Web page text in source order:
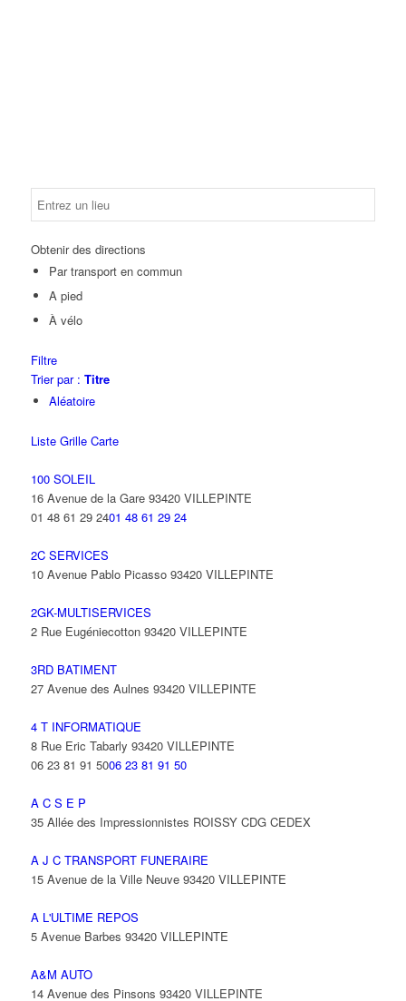
Obtenir des directions
Par transport en commun
A pied
À vélo
Filtre
Trier par : Titre
Aléatoire
Liste Grille Carte
100 SOLEIL
16 Avenue de la Gare 93420 VILLEPINTE
01 48 61 29 2401 48 61 29 24
2C SERVICES
10 Avenue Pablo Picasso 93420 VILLEPINTE
2GK-MULTISERVICES
2 Rue Eugéniecotton 93420 VILLEPINTE
3RD BATIMENT
27 Avenue des Aulnes 93420 VILLEPINTE
4 T INFORMATIQUE
8 Rue Eric Tabarly 93420 VILLEPINTE
06 23 81 91 5006 23 81 91 50
A C S E P
35 Allée des Impressionnistes ROISSY CDG CEDEX
A J C TRANSPORT FUNERAIRE
15 Avenue de la Ville Neuve 93420 VILLEPINTE
A L'ULTIME REPOS
5 Avenue Barbes 93420 VILLEPINTE
A&M AUTO
14 Avenue des Pinsons 93420 VILLEPINTE